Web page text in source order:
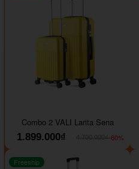
Combo 2 VALI Larita Sena
1.899.000₫
-60%
Freeship